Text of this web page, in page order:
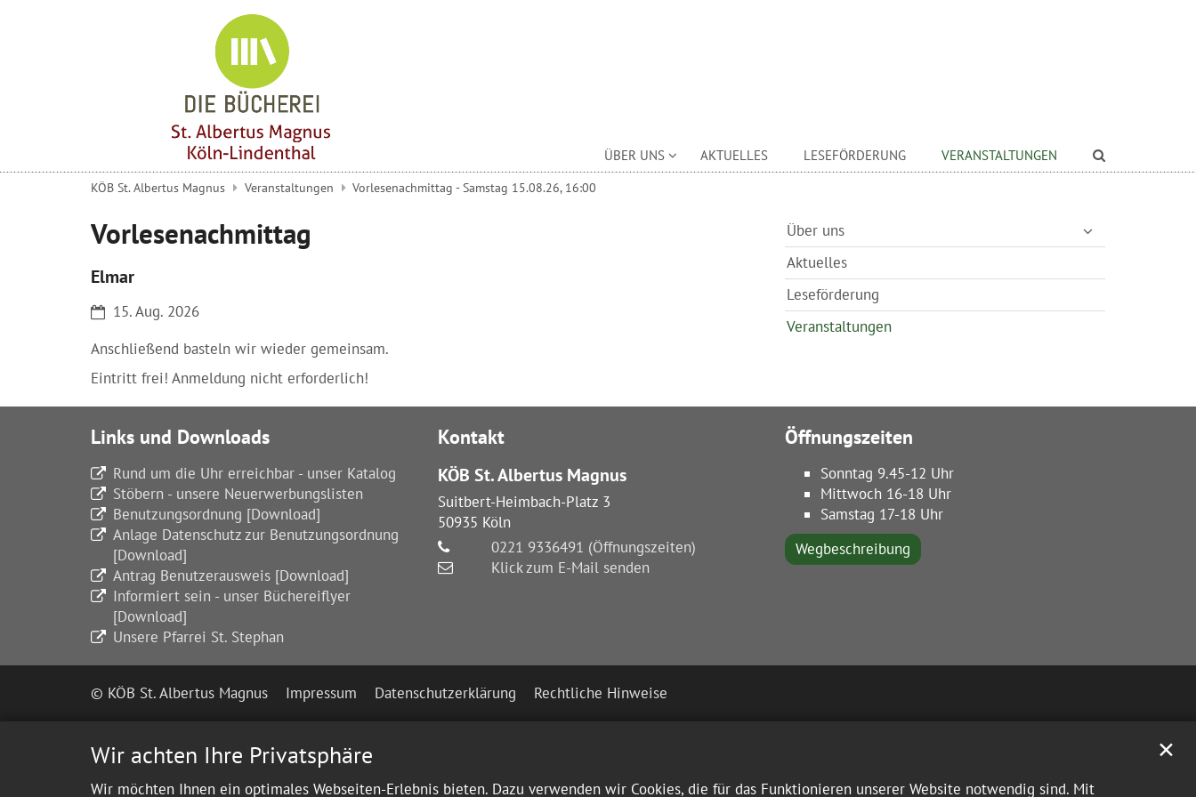
Wir achten Ihre Privatsphäre
Wir möchten Ihnen ein optimales Webseiten-Erlebnis bieten. Dazu verwenden wir Cookies, die für das Funktionieren unserer Website notwendig sind. Mit
✕
ÜBER UNS AKTUELLES LESEFÖRDERUNG VERANSTALTUNGEN
KÖB St. Albertus Magnus Veranstaltungen Vorlesenachmittag - Samstag 15.08.26, 16:00
Vorlesenachmittag
Elmar
Datum:15. Aug. 2026
Anschließend basteln wir wieder gemeinsam.
Eintritt frei! Anmeldung nicht erforderlich!
Über uns
Aktuelles
Leseförderung
Veranstaltungen
Links und Downloads
Rund um die Uhr erreichbar - unser Katalog
Stöbern - unsere Neuerwerbungslisten
Benutzungsordnung [Download]
Anlage Datenschutz zur Benutzungsordnung
[Download]
Antrag Benutzerausweis [Download]
Informiert sein - unser Büchereiflyer
[Download]
Unsere Pfarrei St. Stephan
Kontakt
KÖB St. Albertus Magnus
Suitbert-Heimbach-Platz 3
50935 Köln
0221 9336491 (Öffnungszeiten)
Klick zum E-Mail senden
Öffnungszeiten
Sonntag 9.45-12 Uhr
Mittwoch 16-18 Uhr
Samstag 17-18 Uhr
Wegbeschreibung
© KÖB St. Albertus Magnus Impressum Datenschutzerklärung Rechtliche Hinweise